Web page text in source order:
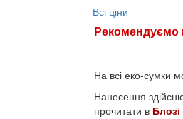
Всі ціни
На всі еко-сумки
Нанесення
прочитати в Блозі